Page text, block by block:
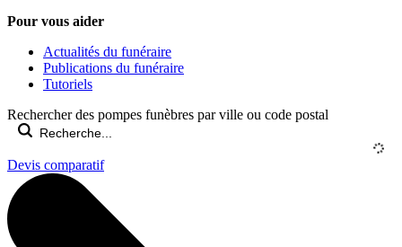
Pour vous aider
Actualités du funéraire
Publications du funéraire
Tutoriels
Rechercher des pompes funèbres par ville ou code postal
Devis comparatif